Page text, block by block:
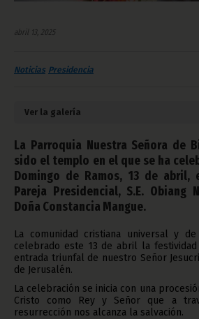
abril 13, 2025
Noticias Presidencia
Ver la galería
La Parroquia Nuestra Señora de
sido el templo en el que se ha
Domingo de Ramos, 13 de abril,
Pareja Presidencial, S.E. Obiang
Doña Constancia Mangue.
La comunidad cristiana universal y
celebrado este 13 de abril la festividad
entrada triunfal de nuestro Señor
de Jerusalén.
La celebración se inicia con una
Cristo como Rey y Señor que a
resurrección nos alcanza la salvación.